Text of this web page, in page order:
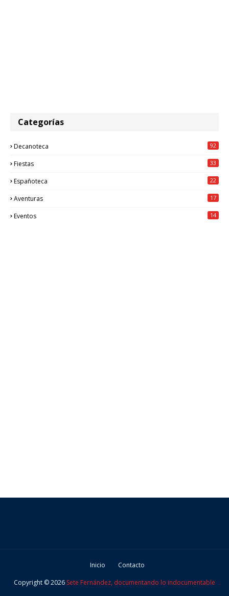
Categorías
Decanoteca 92
Fiestas 33
Españoteca 22
Aventuras 17
Eventos 14
Inicio
Contacto
Copyright ©2026 Sete Fernández, documentando lo indocumentable